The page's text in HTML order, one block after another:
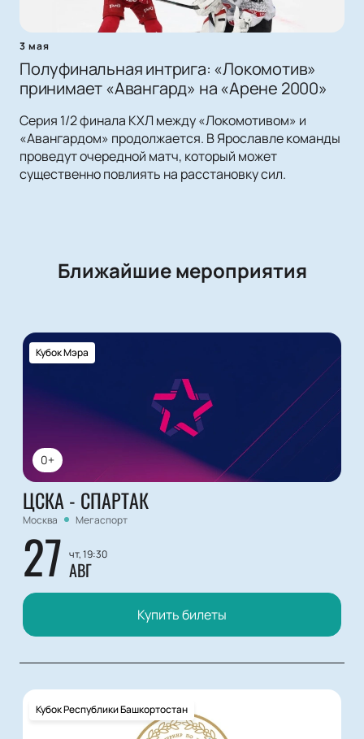
3 мая
Полуфинальная интрига: «Локомотив»
принимает «Авангард» на «Арене 2000»
Серия 1/2 финала КХЛ между «Локомотивом» и
«Авангардом» продолжается. В Ярославле команды
проведут очередной матч, который может
существенно повлиять на расстановку сил.
Ближайшие мероприятия
0+
Кубок Мэра
ЦСКА - СПАРТАК
Москва Мегаспорт
27 чт, 19:30
АВГ
Купить билеты
Кубок Республики Башкортостан